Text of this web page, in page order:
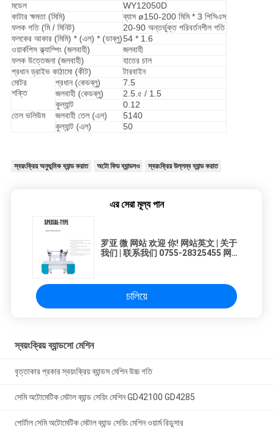
মডেল
WY12050D
কাটার ক্ষমতা (মিমি)
ব্যাস ø150-200 মিমি * 3 পিসিএস
ফলক গতি (মি / মিনিট)
20-90 অন্তর্ভুক্ত পরিবর্তনশীল গতি
ফলকের আকার (মিমি) * (এল) * (ডাব্লু)54 * 1.6
ওয়ার্কপিস ক্ল্যাম্পিং (জলবাহী)
জলবাহী
ফলক উত্তেজনা (জলবাহী)
হাতের চাল
প্রধান ড্রাইভ কাঠামো (কীট)
টারবাইন
মোটর
শক্তি
প্রধান (কেডব্লু)
7.5
জলবাহী (কেডব্লু)
2.5.৫ / 1.5
কুল্যান্ট
0.12
তেল ভলিউম
জলবাহী তেল (এল)
5140
কুল্যান্ট (এল)
50
স্বয়ংক্রিয় অনুভূমিক ব্যান্ড করাত অটো ফিড ব্যান্ডসও স্বয়ংক্রিয় উল্লম্ব ব্যান্ড করাত
এর সেরা মূল্য পান
罗亚 微 网站 欢迎 你! 网站英文 | 关于
我们 | 联系我们 0755-28325455 网站
彩屏টিএফটি 字符, LCD 技术支持 প্রযুক্তি
在线留言 পাঠান 联系我们 যোগাযোগ var
n=0;$(".banner ul
li").hide().eq(0).show();$(".small
$(this).addClass("small_s")
顿,罗克韦继,西门子
চালিয়ে
স্বয়ংক্রিয় ব্যান্ডসো মেশিন
বৃত্তাকার প্রকার স্বয়ংক্রিয় ব্যান্ডস মেশিন উচ্চ গতি
সেমি অটোমেটিক মেটাল ব্যান্ড সেয়িং মেশিন GD42100 GD4285
পোর্টাল সেমি অটোমেটিক মেটাল ব্যান্ড সেয়িং মেশিন ওয়ার্ম রিডুসার